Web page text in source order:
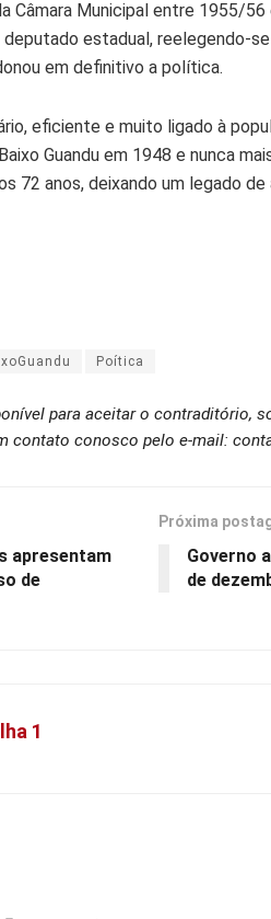
Câmara Municipal entre 1955/
deputado estadual, reelegendo-
em definitivo a política.
eficiente e muito ligado à
Guandu em 1948 e nunca
72 anos, deixando um legado
Poítica
para aceitar o contraditório,
contato conosco pelo e-mail:
apresentam
de
Próxima
Governo
de
1